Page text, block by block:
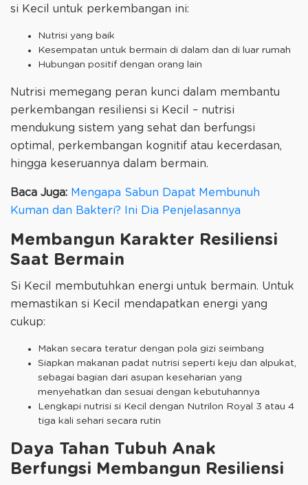
si Kecil untuk perkembangan ini:
Nutrisi yang baik
Kesempatan untuk bermain di dalam dan di luar rumah
Hubungan positif dengan orang lain
Nutrisi memegang peran kunci dalam membantu
perkembangan resiliensi si Kecil – nutrisi
mendukung sistem yang sehat dan berfungsi
optimal, perkembangan kognitif atau kecerdasan,
hingga keseruannya dalam bermain.
Baca Juga: Mengapa Sabun Dapat Membunuh
Kuman dan Bakteri? Ini Dia Penjelasannya
Membangun Karakter Resiliensi
Saat Bermain
Si Kecil membutuhkan energi untuk bermain. Untuk
memastikan si Kecil mendapatkan energi yang
cukup:
Makan secara teratur dengan pola gizi seimbang
Siapkan makanan padat nutrisi seperti keju dan alpukat,
sebagai bagian dari asupan keseharian yang
menyehatkan dan sesuai dengan kebutuhannya
Lengkapi nutrisi si Kecil dengan Nutrilon Royal 3 atau 4
tiga kali sehari secara rutin
Daya Tahan Tubuh Anak
Berfungsi Membangun Resiliensi